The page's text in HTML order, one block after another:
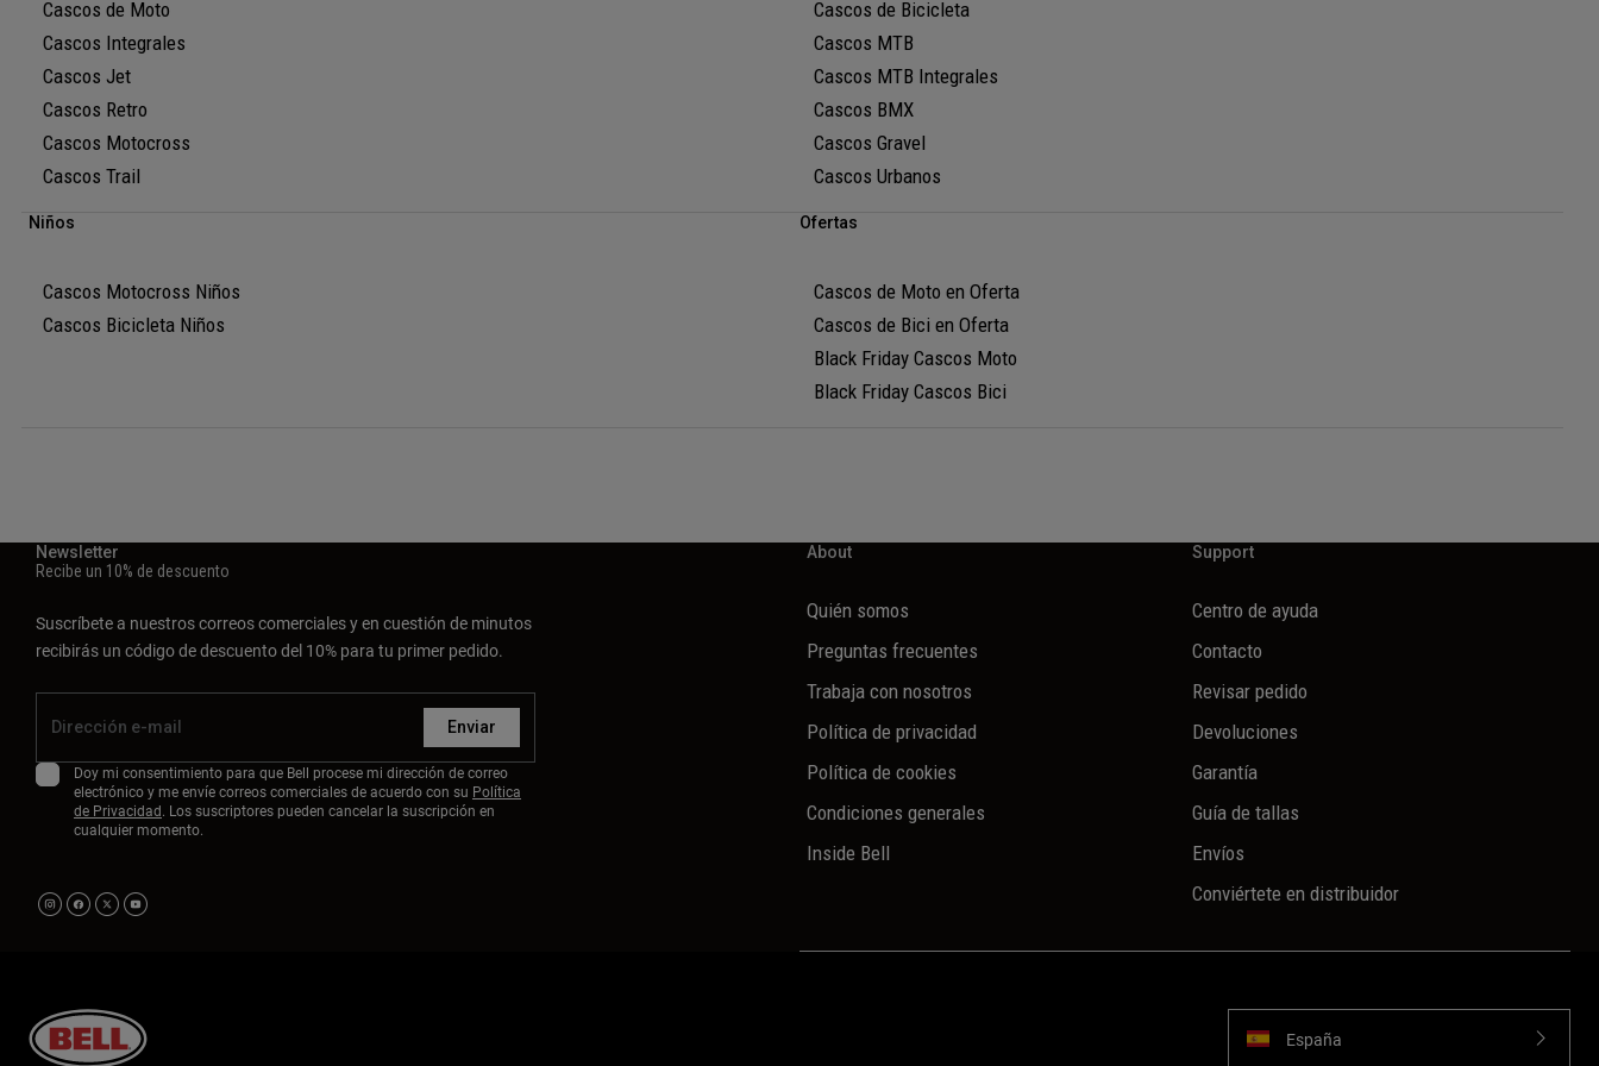
Cascos de Moto
Cascos Integrales
Cascos Jet
Cascos Retro
Cascos Motocross
Cascos Trail
Cascos de Bicicleta
Cascos MTB
Cascos MTB Integrales
Cascos BMX
Cascos Gravel
Cascos Urbanos
Niños
Cascos Motocross Niños
Cascos Bicicleta Niños
Ofertas
Cascos de Moto en Oferta
Cascos de Bici en Oferta
Black Friday Cascos Moto
Black Friday Cascos Bici
Newsletter
Recibe un 10% de descuento
Suscríbete a nuestros correos comerciales y en cuestión de minutos
recibirás un código de descuento del 10% para tu primer pedido.
Enviar
Doy mi consentimiento para que Bell procese mi dirección de correo
electrónico y me envíe correos comerciales de acuerdo con su Política
de Privacidad. Los suscriptores pueden cancelar la suscripción en
cualquier momento.
About
Quién somos
Preguntas frecuentes
Trabaja con nosotros
Política de privacidad
Política de cookies
Condiciones generales
Inside Bell
Support
Centro de ayuda
Contacto
Revisar pedido
Devoluciones
Garantía
Guía de tallas
Envíos
Conviértete en distribuidor
España